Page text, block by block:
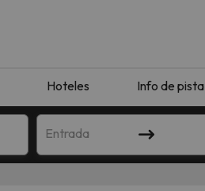
Hoteles Info de pista
Entrada